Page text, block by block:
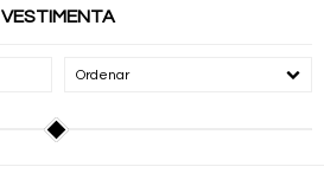
VESTIMENTA
Recomendados